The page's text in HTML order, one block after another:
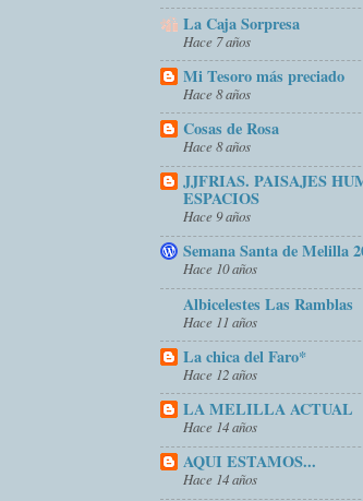
La Caja Sorpresa
Hace 7 años
Mi Tesoro más preciado
Hace 8 años
Cosas de Rosa
Hace 8 años
JJFRIAS. PAISAJES
ESPACIOS
Hace 9 años
Semana Santa de Melilla
Hace 10 años
Albicelestes Las Ramblas
Hace 11 años
La chica del Faro*
Hace 12 años
LA MELILLA ACTUAL
Hace 14 años
AQUI ESTAMOS...
Hace 14 años